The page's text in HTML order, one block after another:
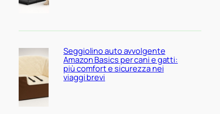
Seggiolino auto avvolgente
Amazon Basics per cani e gatti:
più comfort e sicurezza nei
viaggi brevi